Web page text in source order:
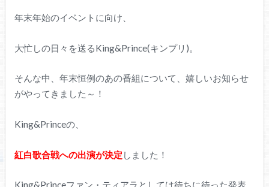
年末年始のイベントに向け、
大忙しの日々を送るKing&Prince(キンプリ)。
そんな中、年末恒例のあの番組について、嬉しいお知らせ
がやってきました～！
King&Princeの、
紅白歌合戦への出演が決定 しました！
King&Princeファン・ティアラとしては待ちに待った発表